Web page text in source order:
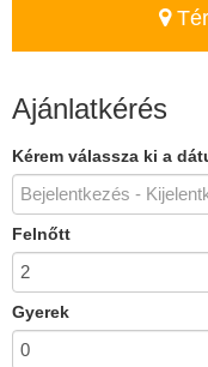
Ajánlatkérés
Kérem válassza ki a
Felnőtt
Gyerek